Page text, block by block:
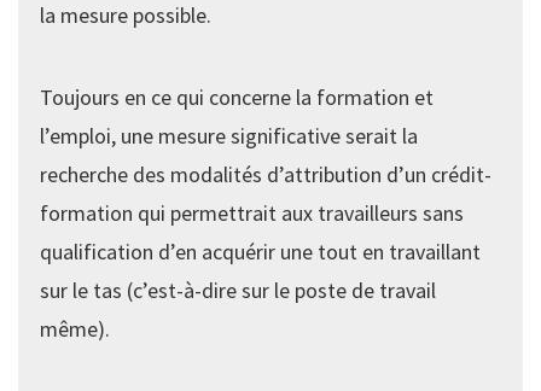
la mesure possible.
Toujours en ce qui concerne la formation et
l’emploi, une mesure significative serait la
recherche des modalités d’attribution d’un crédit-
formation qui permettrait aux travailleurs sans
qualification d’en acquérir une tout en travaillant
sur le tas (c’est-à-dire sur le poste de travail
même).